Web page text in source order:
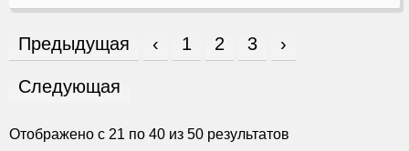
Предыдущая ‹ 1 2 3 ›
Следующая
Отображено с 21 по 40 из 50 результатов